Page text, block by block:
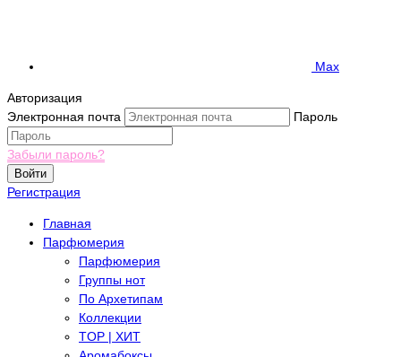
Max
Авторизация
Электронная почта
Пароль
Забыли пароль?
Войти
Регистрация
Главная
Парфюмерия
Парфюмерия
Группы нот
По Архетипам
Коллекции
TOP | ХИТ